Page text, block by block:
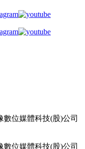
數位媒體科技(股)公司
數位媒體科技(股)公司